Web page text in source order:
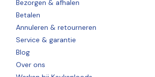
Bezorgen & afhalen
Betalen
Annuleren & retourneren
Service & garantie
Blog
Over ons